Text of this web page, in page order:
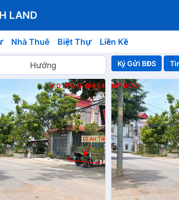
LAND
Nhà Thuê Biệt Thự Liền Kề
Ký Gửi BĐS
K.D Đ.N 984 MỸ ĐỨC